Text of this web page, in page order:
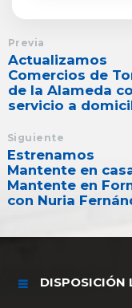
Previa
Actualizamos
Comercios de
de la Alameda
servicio a
Siguiente
Estrenamos
Mantente en
Mantente en
con Nuria
DISPOSICIÓN